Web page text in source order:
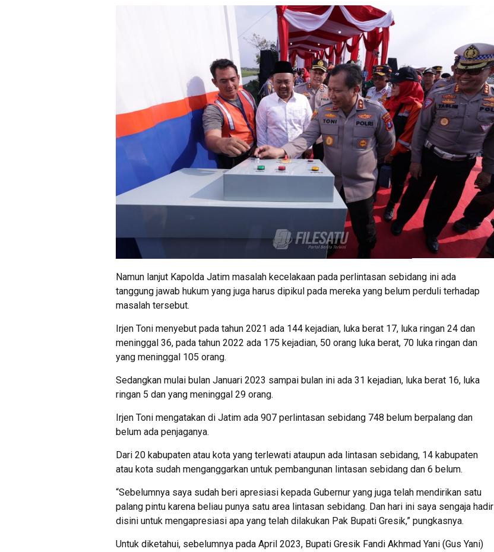
Namun lanjut Kapolda Jatim masalah kecelakaan pada perlintasan sebidang ini ada
tanggung jawab hukum yang juga harus dipikul pada mereka yang belum perduli terhadap
masalah tersebut.
Irjen Toni menyebut pada tahun 2021 ada 144 kejadian, luka berat 17, luka ringan 24 dan
meninggal 36, pada tahun 2022 ada 175 kejadian, 50 orang luka berat, 70 luka ringan dan
yang meninggal 105 orang.
Sedangkan mulai bulan Januari 2023 sampai bulan ini ada 31 kejadian, luka berat 16, luka
ringan 5 dan yang meninggal 29 orang.
Irjen Toni mengatakan di Jatim ada 907 perlintasan sebidang 748 belum berpalang dan
belum ada penjaganya.
Dari 20 kabupaten atau kota yang terlewati ataupun ada lintasan sebidang, 14 kabupaten
atau kota sudah menganggarkan untuk pembangunan lintasan sebidang dan 6 belum.
“Sebelumnya saya sudah beri apresiasi kepada Gubernur yang juga telah mendirikan satu
palang pintu karena beliau punya satu area lintasan sebidang. Dan hari ini saya sengaja hadir
disini untuk mengapresiasi apa yang telah dilakukan Pak Bupati Gresik,” pungkasnya.
Untuk diketahui, sebelumnya pada April 2023, Bupati Gresik Fandi Akhmad Yani (Gus Yani)